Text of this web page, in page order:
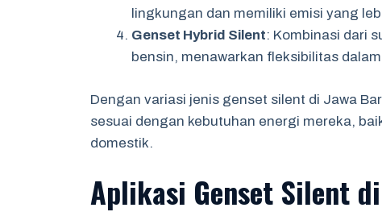
lingkungan dan memiliki emisi yang
Genset Hybrid Silent: Kombinasi dari
bensin, menawarkan fleksibilitas
Dengan variasi jenis genset silent di Jawa
sesuai dengan kebutuhan energi mereka,
domestik.
Aplikasi Genset Silent